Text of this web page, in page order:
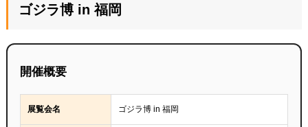
ゴジラ博 in 福岡
開催概要
展覧会名 ゴジラ博 in 福岡